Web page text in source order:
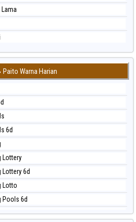
Paito Warna Harian
6d
Lottery
Lottery 6d
Lotto
Pools 6d